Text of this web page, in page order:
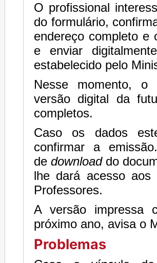
O profissional
do formulário,
endereço completo e
e enviar
estabelecido pelo
Nesse momento, o
versão digital da
completos.
Caso os dados
confirmar a
de downloaddo
lhe dará acesso aos
Professores.
A versão impressa
próximo ano, avisa o
Problemas